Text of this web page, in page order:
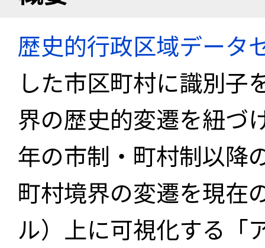
歴史的行政区域データ
した市区町村に識別子
界の歴史的変遷を紐づ
年の市制・町村制以降
町村境界の変遷を現在
ル）上に可視化する「